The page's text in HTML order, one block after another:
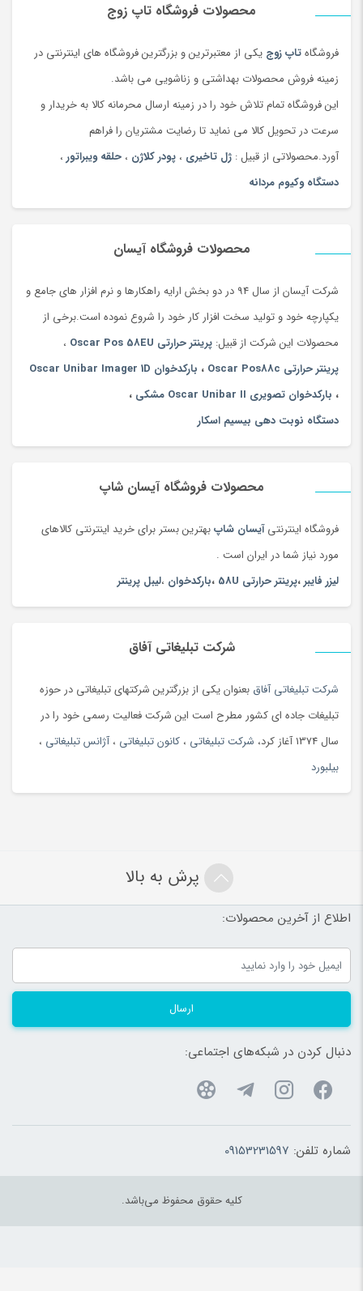
محصولات فروشگاه تاپ زوج
فروشگاهتاپ زوج یکی از معتبرترین و بزرگترین فروشگاه های اینترنتی در
زمینه فروش محصولات بهداشتی و زناشویی می باشد.
این فروشگاه تمام تلاش خود را در زمینه ارسال محرمانه کالا به خریدار و
سرعت در تحویل کالا می نماید تا رضایت مشتریان را فراهم
آورد.محصولاتی از قبیل : ژل تاخیری ، پودر کلاژن ، حلقه ویبراتور،
دستگاه وکیوم مردانه
محصولات فروشگاه آیسان
شرکت آیسان از سال 94 در دو بخش ارایه راهکارها و نرم افزار های جامع و
یکپارچه خود و تولید سخت افزار کار خود را شروع نموده است.برخی از
محصولات این شرکت از قبیل: پرینتر حرارتی Oscar Pos 58EU
،
پرینتر حرارتی Oscar Pos88c
، بارکدخوان Oscar Unibar Imager 1D
، بارکدخوان تصویری Oscar Unibar II مشکی
،
دستگاه نوبت دهی بیسیم اسکار
محصولات فروشگاه آیسان شاپ
فروشگاه اینترنتیآیسان شاپبهترین بستر برای خرید اینترنتی کالاهای
مورد نیاز شما در ایران است .
لیزر فایبر،پرینتر حرارتی 58U ،بارکدخوان ،لیبل پرینتر
شرکت تبلیغاتی آفاق
شرکت تبلیغاتی آفاق بعنوان یکی از بزرگترین شرکتهای تبلیغاتی در حوزه
تبلیغات جاده ای کشور مطرح است این شرکت فعالیت رسمی خود را در
سال 1374 آغاز کرد،
شرکت تبلیغاتی ، کانون تبلیغاتی ،آژانس تبلیغاتی ،
بیلبورد
6-تمامی اعمال مربوط به
جوانسازیولاغریبه صورت کاملا غیر تهاجمی
شرایطفروش ویژه:
30 درصد نقد و مابقی اقساط ۱۰ ماهه
40 درصد نقد و مابقی اقساط ۱۵ ماهه
50 درصد نقد و مابقی اقساط ۱۸ ماهه
آموزش اپراتوری رایگان با ارائه مدرک معتبر
10 سال
خدمات
پس ازفروش و تضمین 100%تامین قطعات
ارسال رایگان،تحویل و نصب حضوری به تمام نقاط کشور
دستگاه محصول کشور کره جنوبی می باشد و دارای
پرش به بالا
اطلاع از آخرین محصولات:
ارسال
دنبال کردن در شبکه‌های اجتماعی:
شماره تلفن: 09153231597
کلیه حقوق محفوظ می‌باشد.